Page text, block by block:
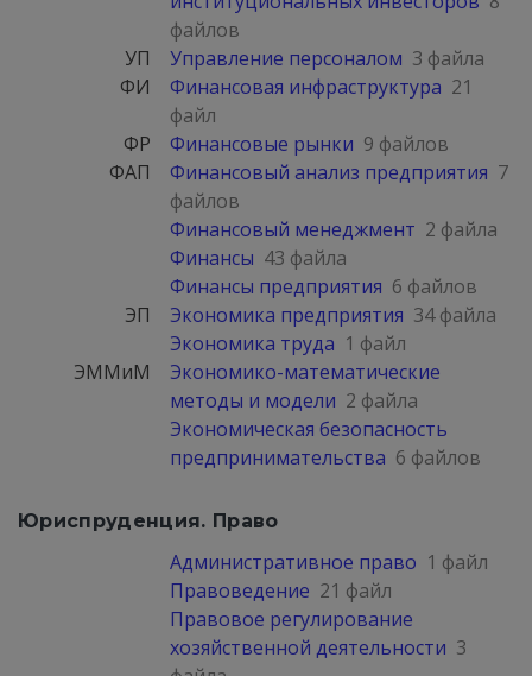
файлов
УП
Управление персоналом 3 файла
ФИ
Финансовая инфраструктура 21
файл
ФР
Финансовые рынки 9 файлов
ФАП
Финансовый анализ предприятия 7
файлов
Финансовый менеджмент 2 файла
Финансы 43 файла
Финансы предприятия 6 файлов
ЭП
Экономика предприятия 34 файла
Экономика труда 1 файл
ЭММиМ
Экономико-математические
методы и модели 2 файла
Экономическая безопасность
предпринимательства 6 файлов
Юриспруденция. Право
Административное право 1 файл
Правоведение 21 файл
Правовое регулирование
хозяйственной деятельности 3